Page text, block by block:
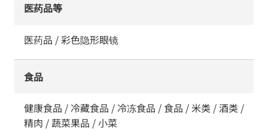
医药品等
医药品 / 彩色隐形眼镜
食品
健康食品 / 冷藏食品 / 冷冻食品 / 食品 / 米类 / 酒类 /
精肉 / 蔬菜果品 / 小菜